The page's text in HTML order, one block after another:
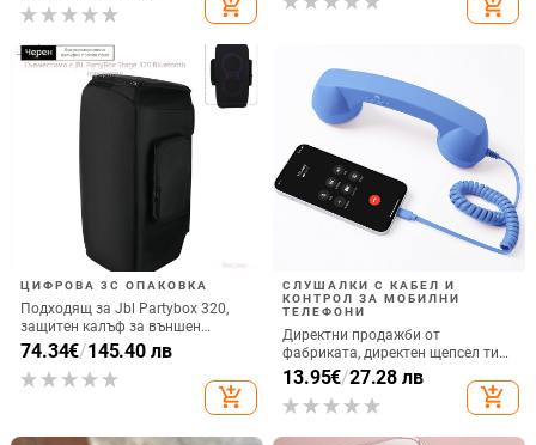
add_shopping_cart add_shopping_cart
ЦИФРОВА 3C ОПАКОВКА
Подходящ за Jbl Partybox 320,
защитен калъф за външен
високоговорител, калъф за
количка Stage 320 Audio,
прахозащитно покритие.
74.34€/145.40 лв
add_shopping_cart
СЛУШАЛКИ С КАБЕЛ И
КОНТРОЛ ЗА МОБИЛНИ
ТЕЛЕФОНИ
Директни продажби от
фабриката, директен щепсел тип
C, мобилен телефон, Douyin
Internet Celebrity, електрически
микрофон, слушалки с C порт,
13.95€/27.28 лв
add_shopping_cart